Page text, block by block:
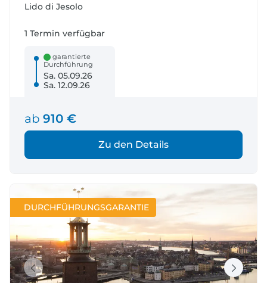
Lido di Jesolo
garantierte
Durchführung
Sa. 05.09.26
Sa. 12.09.26
1 Termin verfügbar
ab 910 €
Zu den Details
DURCHFÜHRUNGSGARANTIE